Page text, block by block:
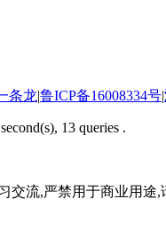
条龙|鲁ICP备16008334号|
13 queries .
交流,严禁用于商业用途,